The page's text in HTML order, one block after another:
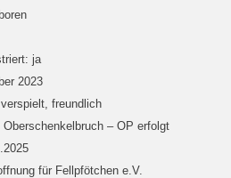
ja
2023
freundlich
– OP erfolgt
für Fellpfötchen e.V.